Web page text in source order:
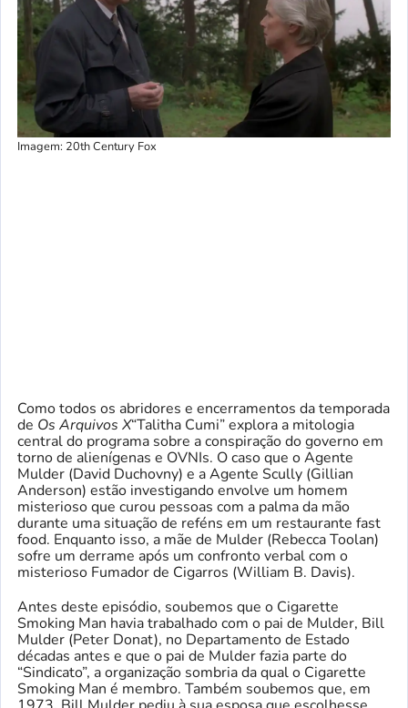
Imagem: 20th Century Fox
Como todos os abridores e encerramentos da temporada
de Os Arquivos X“Talitha Cumi” explora a mitologia
central do programa sobre a conspiração do governo em
torno de alienígenas e OVNIs. O caso que o Agente
Mulder (David Duchovny) e a Agente Scully (Gillian
Anderson) estão investigando envolve um homem
misterioso que curou pessoas com a palma da mão
durante uma situação de reféns em um restaurante fast
food. Enquanto isso, a mãe de Mulder (Rebecca Toolan)
sofre um derrame após um confronto verbal com o
misterioso Fumador de Cigarros (William B. Davis).
Antes deste episódio, soubemos que o Cigarette
Smoking Man havia trabalhado com o pai de Mulder, Bill
Mulder (Peter Donat), no Departamento de Estado
décadas antes e que o pai de Mulder fazia parte do
“Sindicato”, a organização sombria da qual o Cigarette
Smoking Man é membro. Também soubemos que, em